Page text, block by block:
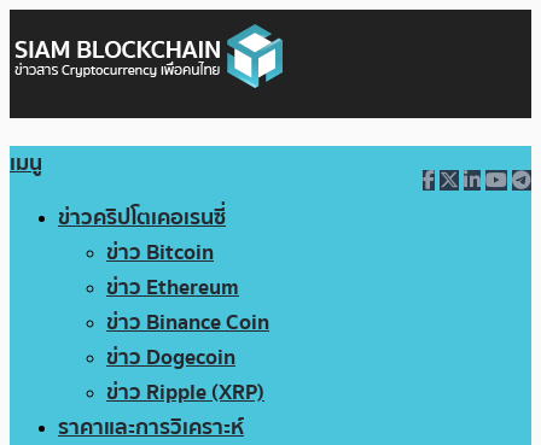
เมนู
ข่าวคริปโตเคอเรนซี่
ข่าว Bitcoin
ข่าว Ethereum
ข่าว Binance Coin
ข่าว Dogecoin
ข่าว Ripple (XRP)
ราคาและการวิเคราะห์